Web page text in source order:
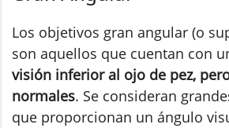
Los objetivos gran angular (o
son aquellos que cuentan con
visión inferior al ojo de pez,
normales. Se consideran
que proporcionan un ángulo